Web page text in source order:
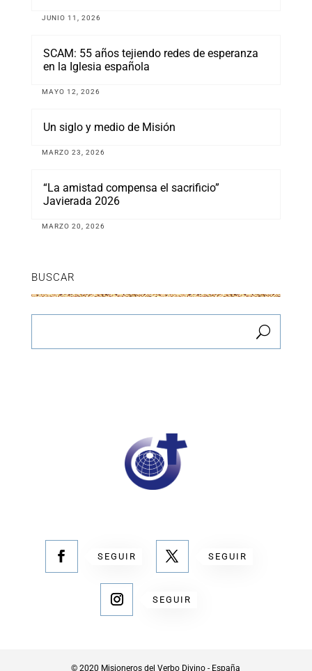
JUNIO 11, 2026
SCAM: 55 años tejiendo redes de esperanza
en la Iglesia española
MAYO 12, 2026
Un siglo y medio de Misión
MARZO 23, 2026
“La amistad compensa el sacrificio”
Javierada 2026
MARZO 20, 2026
BUSCAR
SEGUIR SEGUIR
SEGUIR
© 2020 Misioneros del Verbo Divino - España